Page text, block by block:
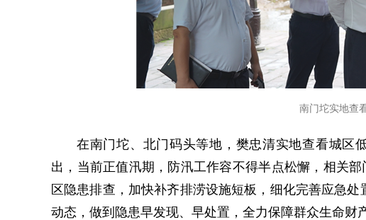
南门坨实地查
在南门坨、北门码头等地，樊忠清实地查看城区
出，当前正值汛期，防汛工作容不得半点松懈，相关
区隐患排查，加快补齐排涝设施短板，细化完善应急
动态，做到隐患早发现、早处置，全力保障群众生命财